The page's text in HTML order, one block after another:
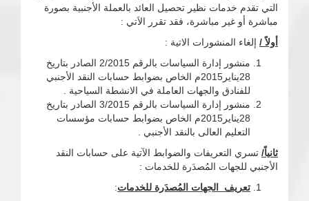
التي تقدم خدمات نظير تحصيل العائد بالعملة الأجنبية بصورة
مباشرة أو غير مباشرة، فقد تقرر الاَتي :
أولاً / إلغاء المنشورات الاتية :
منشور إدارة السياسات بالرقم 2/2015 الصادر بتاريخ
28يناير2015م الخاص بضوابط حسابات النقد الأجنبي
للفنادق والجهات العاملة في الانشطة السياحية .
منشور إدارة السياسات بالرقم 3/2015 الصادر بتاريخ
28يناير2015م الخاص بضوابط حسابات مؤسسات
التعليم العالى بالنقد الأجنبي .
ثانياً/ تسري التعريفات والضوابط الآتية على حسابات النقد
الأجنبي للجهات المُصدَرة للخدمات :
تعريف الجهات المُصدَرة للخدمات: